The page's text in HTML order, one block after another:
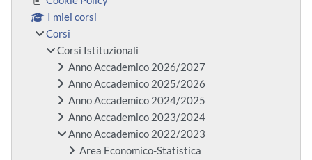
I miei corsi
Corsi
Corsi Istituzionali
Anno Accademico 2026/2027
Anno Accademico 2025/2026
Anno Accademico 2024/2025
Anno Accademico 2023/2024
Anno Accademico 2022/2023
Area Economico-Statistica